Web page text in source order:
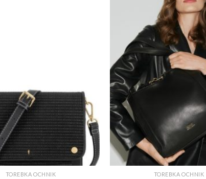
TOREBKA OCHNIK TOREBKA OCHNIK